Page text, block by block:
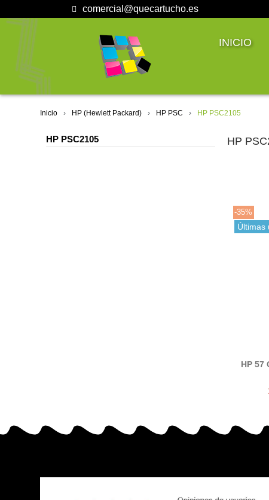
comercial@quecartucho.es
INICIO
Inicio HP (Hewlett Packard) HP PSC HP PSC2105
HP PSC2105 HP
-35%
Últimas
HP 57